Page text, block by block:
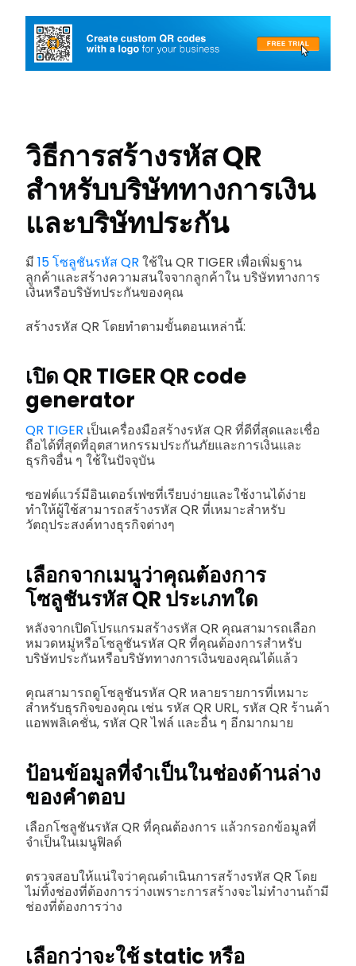
วิธีการสร้างรหัส QR
สำหรับบริษัททางการเงิน
และบริษัทประกัน
มี 15 โซลูชันรหัส QR ใช้ใน QR TIGER เพื่อเพิ่มฐาน
ลูกค้าและสร้างความสนใจจากลูกค้าใน บริษัททางการ
เงินหรือบริษัทประกันของคุณ
สร้างรหัส QR โดยทำตามขั้นตอนเหล่านี้:
เปิด QR TIGER QR code
generator
QR TIGER เป็นเครื่องมือสร้างรหัส QR ที่ดีที่สุดและเชื่อ
ถือได้ที่สุดที่อุตสาหกรรมประกันภัยและการเงินและ
ธุรกิจอื่น ๆ ใช้ในปัจจุบัน
ซอฟต์แวร์มีอินเตอร์เฟซที่เรียบง่ายและใช้งานได้ง่าย
ทำให้ผู้ใช้สามารถสร้างรหัส QR ที่เหมาะสำหรับ
วัตถุประสงค์ทางธุรกิจต่างๆ
เลือกจากเมนูว่าคุณต้องการ
โซลูชันรหัส QR ประเภทใด
หลังจากเปิดโปรแกรมสร้างรหัส QR คุณสามารถเลือก
หมวดหมู่หรือโซลูชันรหัส QR ที่คุณต้องการสำหรับ
บริษัทประกันหรือบริษัททางการเงินของคุณได้แล้ว
คุณสามารถดูโซลูชันรหัส QR หลายรายการที่เหมาะ
สำหรับธุรกิจของคุณ เช่น รหัส QR URL, รหัส QR ร้านค้า
แอพพลิเคชั่น, รหัส QR ไฟล์ และอื่น ๆ อีกมากมาย
ป้อนข้อมูลที่จำเป็นในช่องด้านล่าง
ของคำตอบ
เลือกโซลูชันรหัส QR ที่คุณต้องการ แล้วกรอกข้อมูลที่
จำเป็นในเมนูฟิลด์
ตรวจสอบให้แน่ใจว่าคุณดำเนินการสร้างรหัส QR โดย
ไม่ทิ้งช่องที่ต้องการว่างเพราะการสร้างจะไม่ทำงานถ้ามี
ช่องที่ต้องการว่าง
เลือกว่าจะใช้ static หรือ